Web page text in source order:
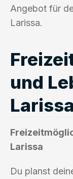
Angebot für
Larissa.
und
Larissa
Larissa
Du planst